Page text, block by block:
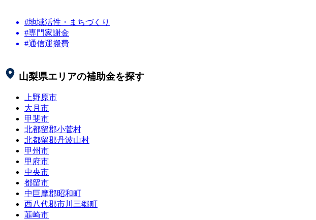
#地域活性・まちづくり
#専門家謝金
#通信運搬費
山梨県エリアの補助金を探す
上野原市
大月市
甲斐市
北都留郡小菅村
北都留郡丹波山村
甲州市
甲府市
中央市
都留市
中巨摩郡昭和町
西八代郡市川三郷町
韮崎市